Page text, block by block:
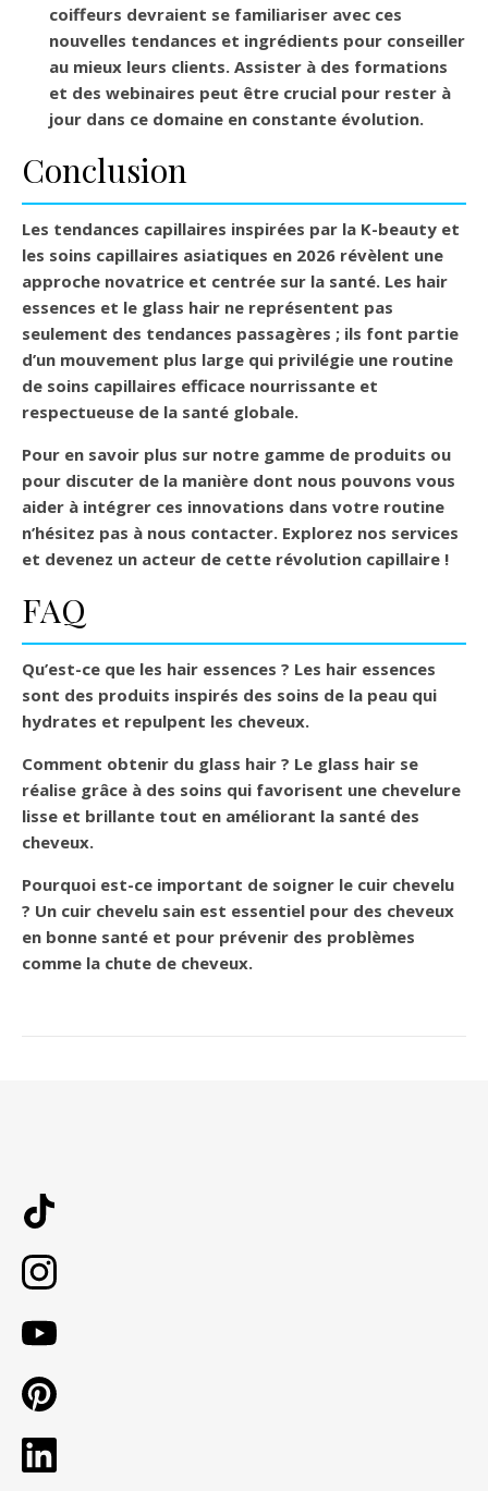
coiffeurs devraient se familiariser avec ces
nouvelles tendances et ingrédients pour conseiller
au mieux leurs clients. Assister à des formations
et des webinaires peut être crucial pour rester à
jour dans ce domaine en constante évolution.
Conclusion
Les tendances capillaires inspirées par la K-beauty et
les soins capillaires asiatiques en 2026 révèlent une
approche novatrice et centrée sur la santé. Les hair
essences et le glass hair ne représentent pas
seulement des tendances passagères ; ils font partie
d’un mouvement plus large qui privilégie une routine
de soins capillaires efficace nourrissante et
respectueuse de la santé globale.
Pour en savoir plus sur notre gamme de produits ou
pour discuter de la manière dont nous pouvons vous
aider à intégrer ces innovations dans votre routine
n’hésitez pas à nous contacter. Explorez nos services
et devenez un acteur de cette révolution capillaire !
FAQ
Qu’est-ce que les hair essences ? Les hair essences
sont des produits inspirés des soins de la peau qui
hydrates et repulpent les cheveux.
Comment obtenir du glass hair ? Le glass hair se
réalise grâce à des soins qui favorisent une chevelure
lisse et brillante tout en améliorant la santé des
cheveux.
Pourquoi est-ce important de soigner le cuir chevelu
? Un cuir chevelu sain est essentiel pour des cheveux
en bonne santé et pour prévenir des problèmes
comme la chute de cheveux.